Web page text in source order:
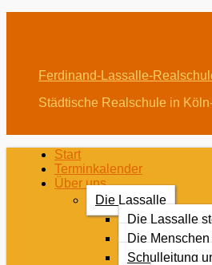
Ferdinand-Lassalle-
Städtische Realschule in
Erstes
Menü
Zum
Inhalt:
Start
Terminkalender
Über uns
Die Lassalle
Die Lassalle
Die
Schulleitung